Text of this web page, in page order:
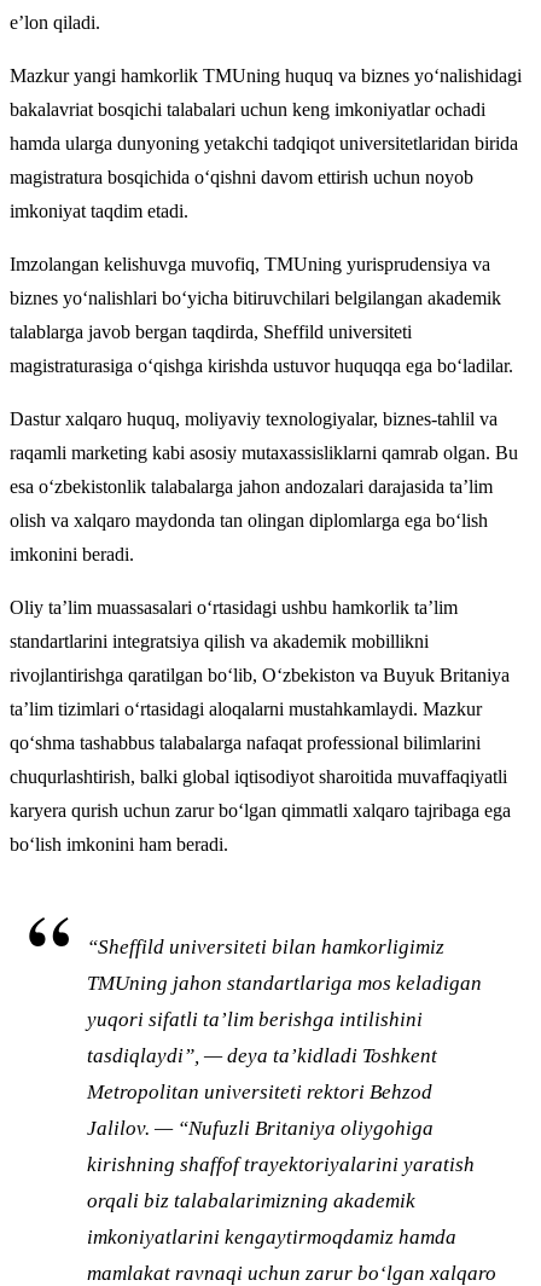
e’lon qiladi.
Mazkur yangi hamkorlik TMUning huquq va biznes yo‘nalishidagi
bakalavriat bosqichi talabalari uchun keng imkoniyatlar ochadi
hamda ularga dunyoning yetakchi tadqiqot universitetlaridan birida
magistratura bosqichida o‘qishni davom ettirish uchun noyob
imkoniyat taqdim etadi.
Imzolangan kelishuvga muvofiq, TMUning yurisprudensiya va
biznes yo‘nalishlari bo‘yicha bitiruvchilari belgilangan akademik
talablarga javob bergan taqdirda, Sheffild universiteti
magistraturasiga o‘qishga kirishda ustuvor huquqqa ega bo‘ladilar.
Dastur xalqaro huquq, moliyaviy texnologiyalar, biznes-tahlil va
raqamli marketing kabi asosiy mutaxassisliklarni qamrab olgan. Bu
esa o‘zbekistonlik talabalarga jahon andozalari darajasida ta’lim
olish va xalqaro maydonda tan olingan diplomlarga ega bo‘lish
imkonini beradi.
Oliy ta’lim muassasalari o‘rtasidagi ushbu hamkorlik ta’lim
standartlarini integratsiya qilish va akademik mobillikni
rivojlantirishga qaratilgan bo‘lib, O‘zbekiston va Buyuk Britaniya
ta’lim tizimlari o‘rtasidagi aloqalarni mustahkamlaydi. Mazkur
qo‘shma tashabbus talabalarga nafaqat professional bilimlarini
chuqurlashtirish, balki global iqtisodiyot sharoitida muvaffaqiyatli
karyera qurish uchun zarur bo‘lgan qimmatli xalqaro tajribaga ega
bo‘lish imkonini ham beradi.
“Sheffild universiteti bilan hamkorligimiz
TMUning jahon standartlariga mos keladigan
yuqori sifatli ta’lim berishga intilishini
tasdiqlaydi”, — deya ta’kidladi Toshkent
Metropolitan universiteti rektori Behzod
Jalilov. — “Nufuzli Britaniya oliygohiga
kirishning shaffof trayektoriyalarini yaratish
orqali biz talabalarimizning akademik
imkoniyatlarini kengaytirmoqdamiz hamda
mamlakat ravnaqi uchun zarur bo‘lgan xalqaro